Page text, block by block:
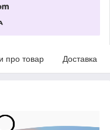
про товар Доставка